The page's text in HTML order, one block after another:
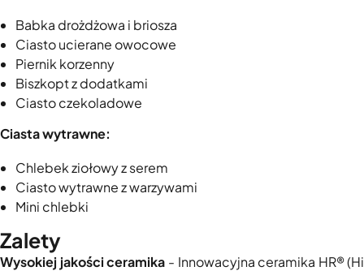
Babka drożdżowa i briosza
Ciasto ucierane owocowe
Piernik korzenny
Biszkopt z dodatkami
Ciasto czekoladowe
Ciasta wytrawne:
Chlebek ziołowy z serem
Ciasto wytrawne z warzywami
Mini chlebki
Zalety
Wysokiej jakości ceramika - Innowacyjna ceramika HR®